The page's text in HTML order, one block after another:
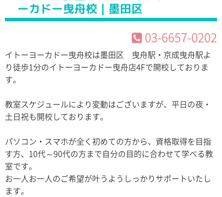
ーカドー曳舟校｜墨田区
03-6657-0202
イトーヨーカドー曳舟校は墨田区 曳舟駅・京成曳舟駅よ
り徒歩1分のイトーヨーカドー曳舟店4Fで開校しておりま
す。
教室スケジュールにより変動はございますが、平日の夜・
土日祝も開校しております。
パソコン・スマホが全く初めての方から、資格取得を目指
す方、10代～90代の方まで自分の目的に合わせて学べる教
室です。
お一人お一人のご希望が叶うようしっかりサポートいたし
ます。